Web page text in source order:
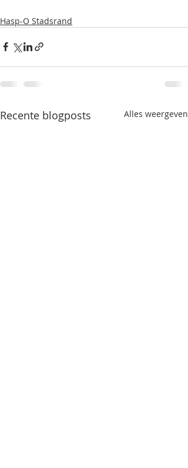
Hasp-O Stadsrand
Recente blogposts Alles weergeven